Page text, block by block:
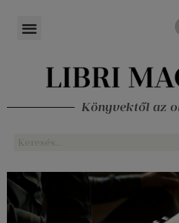
Könyvektől az